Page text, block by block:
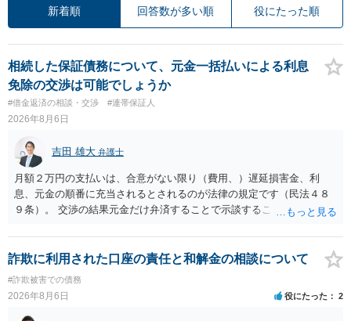
新着順 回答数が多い順 役にたった順
相続した保証債務について、元金一括払いによる利息
免除の交渉は可能でしょうか
#借金返済の相談・交渉 #連帯保証人
2026年8月6日
吉田 雄大 弁護士
月額２万円の支払いは、合意がない限り（費用、）遅延損害金、利
息、元金の順番に充当されるとされるのが法律の規定です（民法４８
９条）。 交渉の結果元金だけ弁済することで示談することは、弁護士
ることには消極的なことが多いものの、お近くの弁護士にご依頼しチ
ャレンジなさる意義は十分にあると思います。
詐欺に利用された口座の責任と和解金の相談について
#詐欺被害での債務
2026年8月6日 役にたった 2